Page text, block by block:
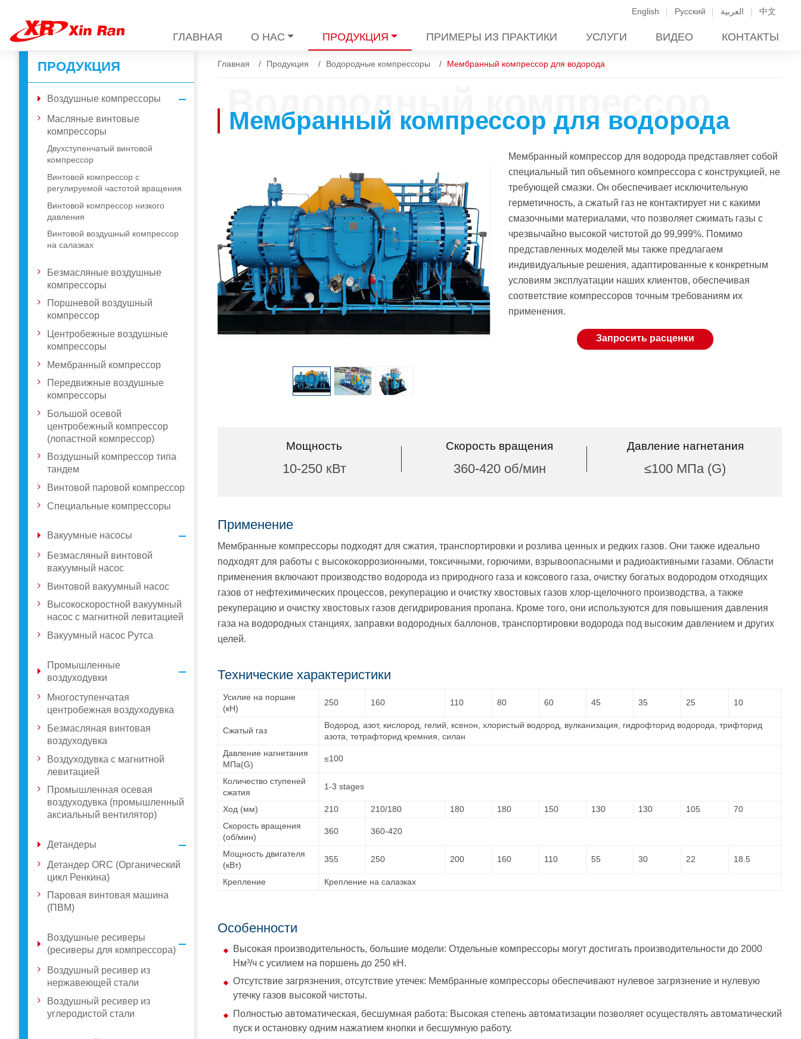
English Русский العربية 中文
ГЛАВНАЯ О НАС ПРОДУКЦИЯ ПРИМЕРЫ ИЗ ПРАКТИКИ УСЛУГИ ВИДЕО КОНТАКТЫ
Главная Продукция Водородные компрессоры Мембранный компрессор для водорода
Водородный компрессор
Мембранный компрессор для водорода
Мембранный компрессор для водорода представляет собой
специальный тип объемного компрессора с конструкцией, не
требующей смазки. Он обеспечивает исключительную
герметичность, а сжатый газ не контактирует ни с какими
смазочными материалами, что позволяет сжимать газы с
чрезвычайно высокой чистотой до 99,999%. Помимо
представленных моделей мы также предлагаем
индивидуальные решения, адаптированные к конкретным
условиям эксплуатации наших клиентов, обеспечивая
соответствие компрессоров точным требованиям их
применения.
Запросить расценки
Мощность
10-250 кВт
Скорость вращения
360-420 об/мин
Давление нагнетания
≤100 МПа (G)
Применение
Мембранные компрессоры подходят для сжатия, транспортировки и розлива ценных и редких газов. Они также идеально
подходят для работы с высококоррозионными, токсичными, горючими, взрывоопасными и радиоактивными газами. Области
применения включают производство водорода из природного газа и коксового газа, очистку богатых водородом отходящих
газов от нефтехимических процессов, рекуперацию и очистку хвостовых газов хлор-щелочного производства, а также
рекуперацию и очистку хвостовых газов дегидрирования пропана. Кроме того, они используются для повышения давления
газа на водородных станциях, заправки водородных баллонов, транспортировки водорода под высоким давлением и других
целей.
Технические характеристики
Усилие на поршне
(кН)
250 160 110 80 60 45 35 25 10
Сжатый газ
Водород, азот, кислород, гелий, ксенон, хлористый водород, вулканизация, гидрофторид водорода, трифторид
азота, тетрафторид кремния, силан
Давление нагнетания
МПа(G)
≤100
Количество ступеней
сжатия
1-3 stages
Ход (мм) 210 210/180 180 180 150 130 130 105
70
Скорость вращения
(об/мин)
360 360-420
Мощность двигателя
(кВт)
355 250 200 160 110 55 30 22 18.5
Крепление Крепление на салазках
Особенности
Высокая производительность, большие модели: Отдельные компрессоры могут достигать производительности до 2000
Нм³/ч с усилием на поршень до 250 кН.
Отсутствие загрязнения, отсутствие утечек: Мембранные компрессоры обеспечивают нулевое загрязнение и нулевую
утечку газов высокой чистоты.
Полностью автоматическая, бесшумная работа: Высокая степень автоматизации позволяет осуществлять автоматический
пуск и остановку одним нажатием кнопки и бесшумную работу.
ПРОДУКЦИЯ
Воздушные компрессоры
Масляные винтовые
компрессоры
Двухступенчатый винтовой
компрессор
Винтовой компрессор с
регулируемой частотой вращения
Винтовой компрессор низкого
давления
Винтовой воздушный компрессор
на салазках
Безмасляные воздушные
компрессоры
Поршневой воздушный
компрессор
Центробежные воздушные
компрессоры
Мембранный компрессор
Передвижные воздушные
компрессоры
Большой осевой
центробежный компрессор
(лопастной компрессор)
Воздушный компрессор типа
тандем
Винтовой паровой компрессор
Специальные компрессоры
Вакуумные насосы
Безмасляный винтовой
вакуумный насос
Винтовой вакуумный насос
Высокоскоростной вакуумный
насос с магнитной левитацией
Вакуумный насос Рутса
Промышленные
воздуходувки
Многоступенчатая
центробежная воздуходувка
Безмасляная винтовая
воздуходувка
Воздуходувка с магнитной
левитацией
Промышленная осевая
воздуходувка (промышленный
аксиальный вентилятор)
Детандеры
Детандер ORC (Органический
цикл Ренкина)
Паровая винтовая машина
(ПВМ)
Воздушные ресиверы
(ресиверы для компрессора)
Воздушный ресивер из
нержавеющей стали
Воздушный ресивер из
углеродистой стали